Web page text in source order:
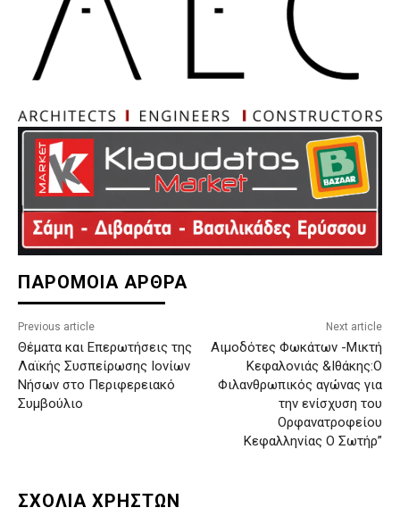
ΠΑΡΟΜΟΙΑ ΑΡΘΡΑ
Previous article
Θέματα και Επερωτήσεις της
Λαϊκής Συσπείρωσης Ιονίων
Νήσων στο Περιφερειακό
Συμβούλιο
Next article
Αιμοδότες Φωκάτων -Μικτή
Κεφαλονιάς &Ιθάκης:Ο
Φιλανθρωπικός αγώνας για
την ενίσχυση του
Ορφανατροφείου
Κεφαλληνίας Ο Σωτήρ”
ΣΧΟΛΙΑ ΧΡΗΣΤΩΝ